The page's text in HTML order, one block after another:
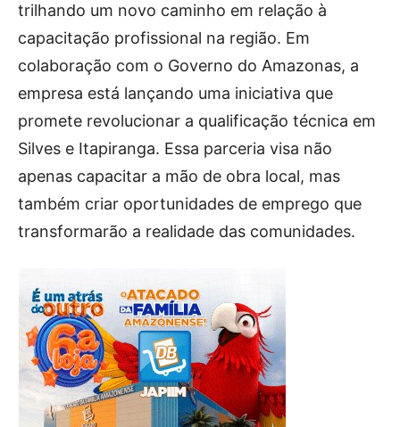
trilhando um novo caminho em relação à
capacitação profissional na região. Em
colaboração com o Governo do Amazonas, a
empresa está lançando uma iniciativa que
promete revolucionar a qualificação técnica em
Silves e Itapiranga. Essa parceria visa não
apenas capacitar a mão de obra local, mas
também criar oportunidades de emprego que
transformarão a realidade das comunidades.